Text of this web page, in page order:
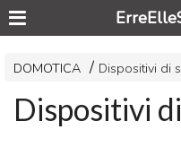
DOMOTICA Dispositivi di
Dispositivi